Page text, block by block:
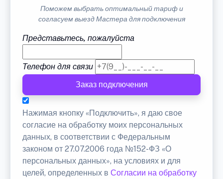
Поможем выбрать оптимальный тариф и
согласуем выезд Мастера для подключения
Представьтесь, пожалуйста
Телефон для связи
Заказ подключения
Нажимая кнопку «Подключить», я даю свое
согласие на обработку моих персональных
данных, в соответствии с Федеральным
законом от 27.07.2006 года №152-ФЗ «О
персональных данных», на условиях и для
целей, определенных в Согласии на обработку